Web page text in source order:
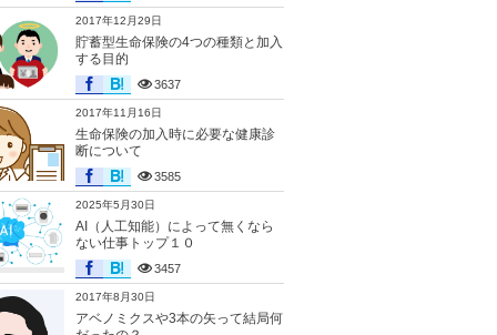
2017年12月29日
貯蓄型生命保険の4つの種類と加入
する目的
3637
2017年11月16日
生命保険の加入時に必要な健康診
断について
3585
2025年5月30日
AI（人工知能）によって無くなら
ない仕事トップ１０
3457
2017年8月30日
アベノミクスや3本の矢って結局何